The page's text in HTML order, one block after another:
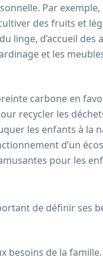
Par
des fruits et
linge, d’accueil
et les
carbone en
recycler les
les enfants à
d’un
pour les
de définir ses
de la